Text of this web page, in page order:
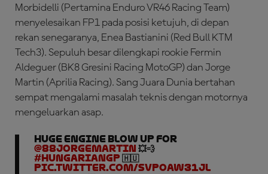
Morbidelli (Pertamina Enduro VR46 Racing Team)
menyelesaikan FP1 pada posisi ketujuh, di depan
rekan senegaranya, Enea Bastianini (Red Bull KTM
Tech3). Sepuluh besar dilengkapi rookie Fermin
Aldeguer (BK8 Gresini Racing MotoGP) dan Jorge
Martin (Aprilia Racing). Sang Juara Dunia bertahan
sempat mengalami masalah teknis dengan motornya
mengeluarkan asap.
HUGE engine blow up for
@88jorgemartin 💥💨
#HungarianGP 🇭🇺
pic.twitter.com/sVpOaw31jL